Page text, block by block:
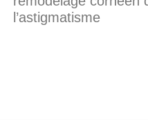
l’astigmatisme